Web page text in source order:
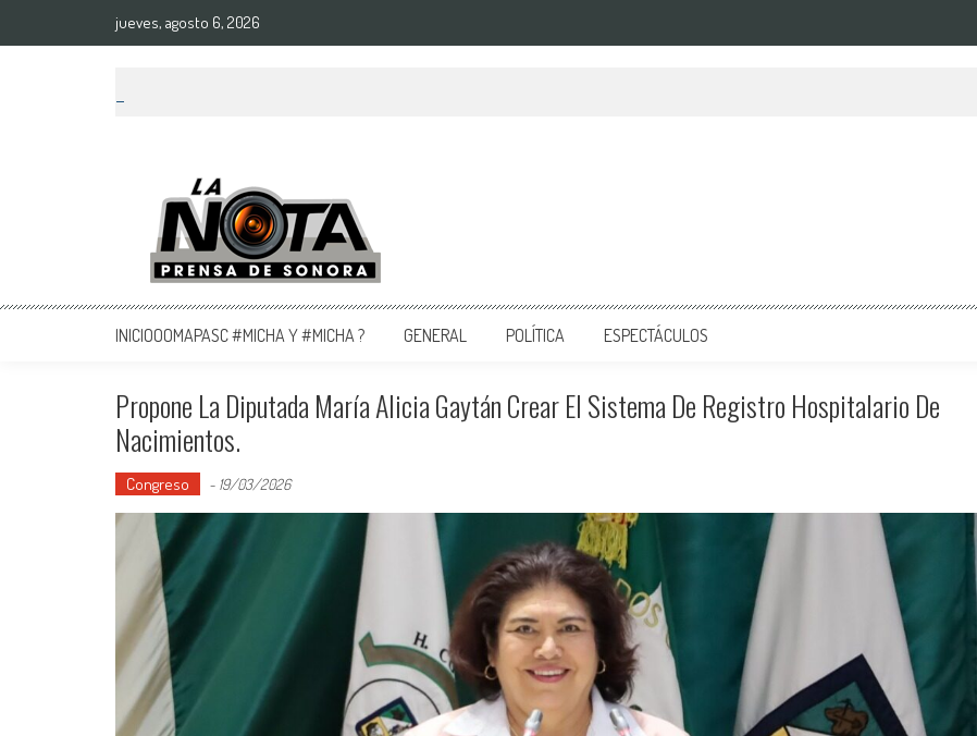
jueves, agosto 6, 2026
La Nota Prensa De Sonora
Noticias del día
INICIOOOMAPASC #MICHA Y #MICHA ? GENERAL POLÍTICA ESPECTÁCULOS
Propone La Diputada María Alicia Gaytán Crear El Sistema De Registro Hospitalario De
Nacimientos.
Congreso - 19/03/2026